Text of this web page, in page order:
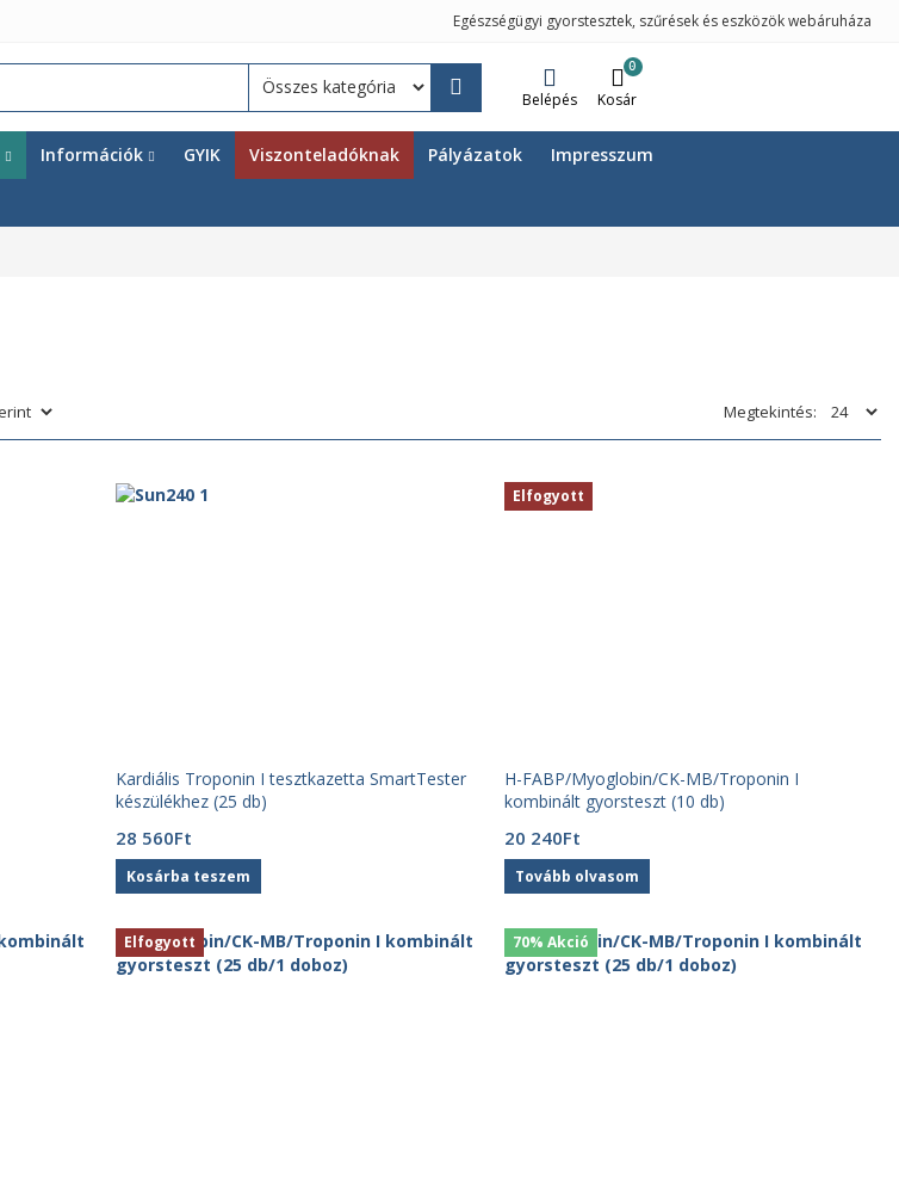
Egészségügyi gyorstesztek, szűrések és eszközök webáruháza
Belépés
0
Kosár
Információk GYIK Viszonteladóknak Pályázatok Impresszum
Megtekintés:
Kardiális Troponin I tesztkazetta SmartTester
készülékhez (25 db)
28 560Ft
Kosárba teszem
Elfogyott
H-FABP/Myoglobin/CK-MB/Troponin I
kombinált gyorsteszt (10 db)
20 240Ft
Tovább olvasom
Elfogyott 70% Akció